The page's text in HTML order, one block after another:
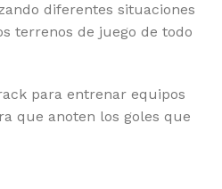
diferentes situaciones
terrenos de juego de todo
para entrenar equipos
que anoten los goles que